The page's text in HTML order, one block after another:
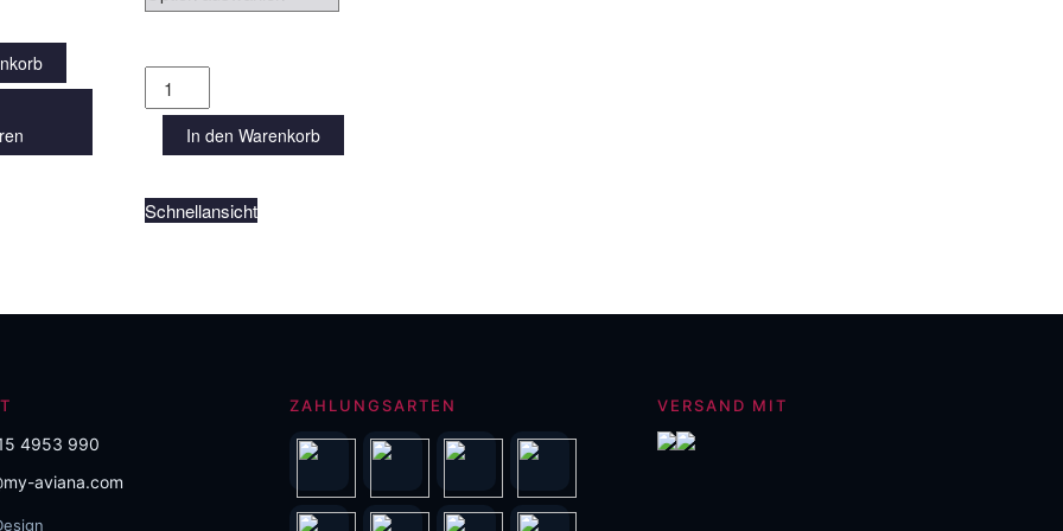
Chogan
Schlüsselanhänger
MengeIn den Warenkorb
Schnellansicht
4953 990
aviana.com
ZAHLUNGSARTEN VERSAND MIT